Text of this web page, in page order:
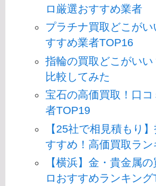
ロ厳選おすすめ業者
プラチナ買取どこが
すすめ業者TOP16
指輪の買取どこがい
比較してみた
宝石の高価買取！口
者TOP19
【25社で相見積もり
すすめ！高価買取ラン
【横浜】金・貴金属
ロおすすめランキング